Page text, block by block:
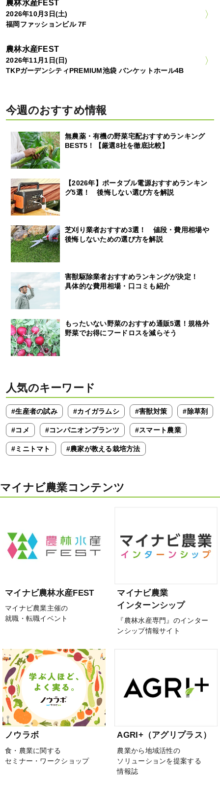
農林水産FEST
2026年10月3日(土)
福岡ファッションビル 7F
農林水産FEST
2026年11月1日(日)
TKPガーデンシティPREMIUM池袋 バンケットホール4B
今週のおすすめ情報
無農薬・有機の野菜宅配おすすめランキング
BEST5！【厳選8社を徹底比較】
【2026年】ポータブル電源おすすめランキン
グ5選！ 後悔しない選び方を解説
芝刈り業者おすすめ3選！ 値段・費用相場や
後悔しないための選び方を解説
害獣駆除業者おすすめランキングが決定！
具体的な費用相場・口コミも紹介
もったいない野菜のおすすめ通販5選！規格外
野菜でお得にフードロスを減らそう
人気のキーワード
#生産者の試み #カイガラムシ #害獣対策 #除草剤
#コメ #コンパニオンプランツ #スマート農業
#ミニトマト #農家が教える栽培方法
マイナビ農業コンテンツ
マイナビ農林水産FEST
マイナビ農業主催の
就職・転職イベント
マイナビ農業
インターンシップ
『農林水産専門』のインター
ンシップ情報サイト
ノウラボ
食・農業に関する
セミナー・ワークショップ
AGRI+（アグリプラス）
農業から地域活性の
ソリューションを提案する
情報誌